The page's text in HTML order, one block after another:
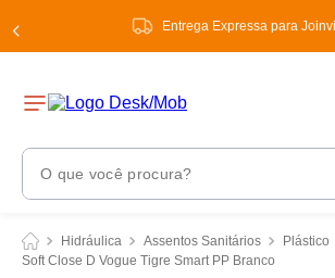
Entrega Expressa para
O que você procura?
Hidráulica Assentos Sanitários Plástico
Soft Close D Vogue Tigre Smart PP Branco
Termos Mais Buscados